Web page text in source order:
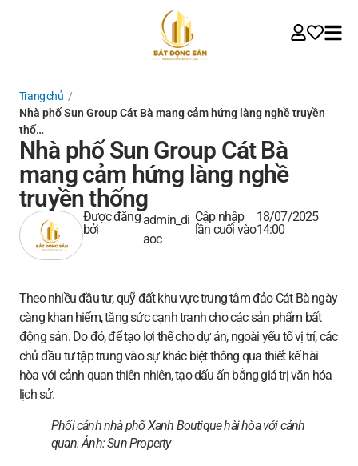
Trang chủ /
Nhà phố Sun Group Cát Bà mang cảm hứng làng nghề truyền
thố…
Nhà phố Sun Group Cát Bà
mang cảm hứng làng nghề
truyền thống
Được đăng
bởi
admin_di
aoc
Cập nhập
lần cuối vào
18/07/2025
14:00
Theo nhiều đầu tư, quỹ đất khu vực trung tâm đảo Cát Bà ngày
càng khan hiếm, tăng sức cạnh tranh cho các sản phẩm bất
động sản. Do đó, để tạo lợi thế cho dự án, ngoài yếu tố vị trí, các
chủ đầu tư tập trung vào sự khác biệt thông qua thiết kế hài
hòa với cảnh quan thiên nhiên, tạo dấu ấn bằng giá trị văn hóa
lịch sử.
Phối cảnh nhà phố Xanh Boutique hài hòa với cảnh
quan. Ảnh:Sun Property